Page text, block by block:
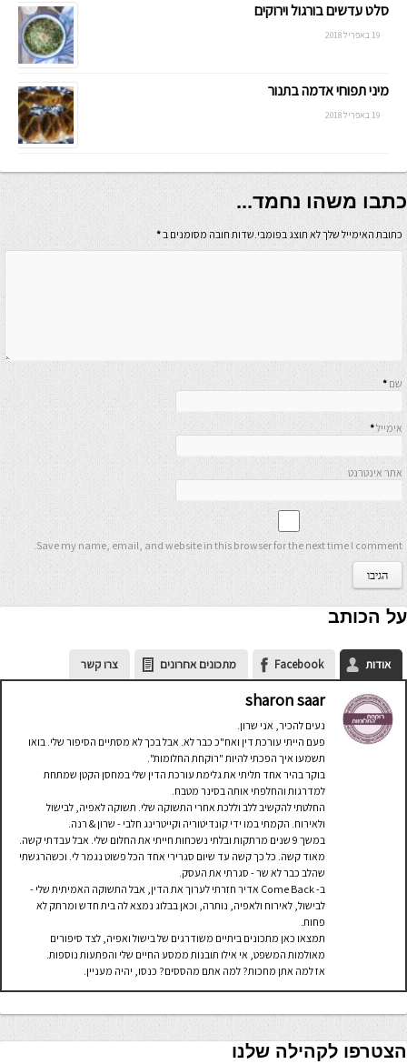
סלט עדשים בורגול וירוקים
19 באפריל 2018
מיני תפוחי אדמה בתנור
19 באפריל 2018
כתבו משהו נחמד...
כתובת האימייל שלך לא תוצג בפומבי.שדות חובה מסומנים ב*
שם *
אימייל*
אתר אינטרנט
Save my name, email, and website in this browser for the next time I comment.
על הכותב
אודות Facebook מתכונים אחרונים צרו קשר
sharon saar
נעים להכיר, אני שרון.
פעם הייתי עורכת דין ואח"כ כבר לא. אבל בכך לא מסתיים הסיפור שלי. בואו
תשמעו איך הפכתי להיות "רוקחת החלומות".
בוקר בהיר אחד תליתי את גלימת עורכת הדין שלי במחסן הקטן שמתחת
למדרגות והחלפתי אותה בסינר מטבח.
החלטתי להקשיב ללב וללכת אחרי התשוקה שלי. תשוקה לאפיה, לבישול
ולאירוח. הקמתי במו ידי קונדיטוריה וקייטרינג חלבי - שרון & רנה.
במשך 9 שנים מרתקות ובלתי נשכחות חייתי את החלום שלי. אבל עבדתי קשה.
מאוד קשה. כל כך קשה עד שיום סגרירי אחד הכל פשוט נגמר לי. וכשהרגשתי
שהלב כבר לא שר - סגרתי את העסק.
ב- Come Back אדיר חזרתי לערוך את הדין, אבל התשוקה האמיתית שלי -
לבישול, לאירוח ולאפיה, נותרה, וכאן בבלוג נמצא לה בית חדש ומרתק לא
פחות.
תמצאו כאן מתכונים ביתיים משודרגים של בישול ואפיה, לצד סיפורים
מאולמות המשפט, אי אילו תובנות ממסע החיים שלי והפתעות נוספות.
אז למה אתן מחכות? למה אתם מהססים? כנסו, יהיה מעניין.
הצטרפו לקהילה שלנו